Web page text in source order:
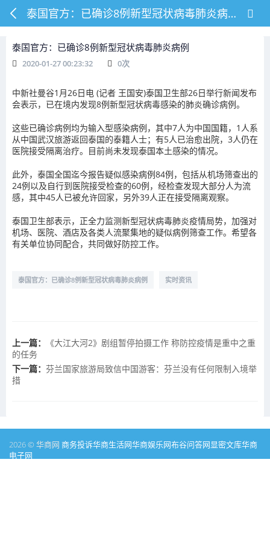
泰国官方：已确诊8例新型冠状病毒肺炎病例
泰国官方：已确诊8例新型冠状病毒肺炎病例
2020-01-27 00:23:32 0次
中新社曼谷1月26日电 (记者 王国安)泰国卫生部26日举行新闻发布
会表示，已在境内发现8例新型冠状病毒感染的肺炎确诊病例。
这些已确诊病例均为输入型感染病例，其中7人为中国国籍，1人系
从中国武汉旅游返回泰国的泰籍人士；有5人已治愈出院，3人仍在
医院接受隔离治疗。目前尚未发现泰国本土感染的情况。
此外，泰国全国迄今报告疑似感染病例84例，包括从机场筛查出的
24例以及自行到医院接受检查的60例，经检查发现大部分人为流
感，其中45人已被允许回家，另外39人正在接受隔离观察。
泰国卫生部表示，正全力监测新型冠状病毒肺炎疫情局势，加强对
机场、医院、酒店及各类人流聚集地的疑似病例筛查工作。希望各
有关单位协同配合，共同做好防控工作。
泰国官方：已确诊8例新型冠状病毒肺炎病例 实时资讯
上一篇：
《大江大河2》剧组暂停拍摄工作 称防控疫情是重中之重
的任务
下一篇： 芬兰国家旅游局致信中国游客：芬兰没有任何限制入境举
措
2026 © 华商网 商务投诉华商生活网华商娱乐网布谷问答网显密文库华商
电子网